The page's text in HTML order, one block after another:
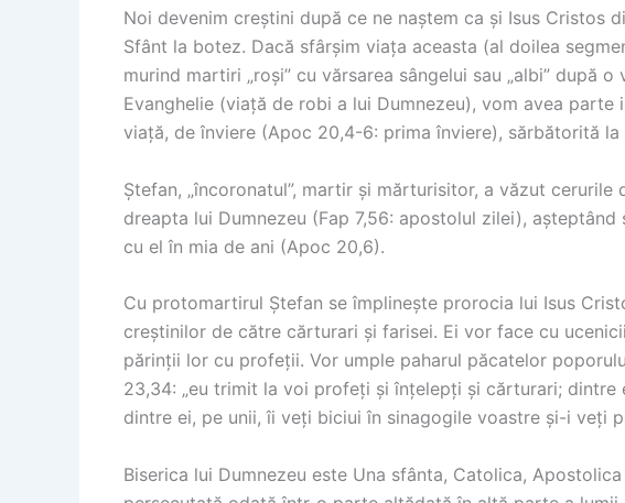
Noi devenim creștini după ce ne naștem ca și Isus Cristos
Sfânt la botez. Dacă sfârșim viața aceasta (al doilea
murind martiri „roși” cu vărsarea sângelui sau „albi” după
Evanghelie (viață de robi a lui Dumnezeu), vom avea
viață, de înviere (Apoc 20,4-6: prima înviere), sărbătorită
Ștefan, „încoronatul”, martir și mărturisitor, a văzut cerurile
dreapta lui Dumnezeu (Fap 7,56: apostolul zilei),
cu el în mia de ani (Apoc 20,6).
Cu protomartirul Ștefan se împlinește prorocia lui Isus
creștinilor de către cărturari și farisei. Ei vor face cu
părinții lor cu profeții. Vor umple paharul păcatelor
23,34: „eu trimit la voi profeți și înțelepți și cărturari;
dintre ei, pe unii, îi veți biciui în sinagogile voastre și-i veți
Biserica lui Dumnezeu este Una sfânta, Catolica,